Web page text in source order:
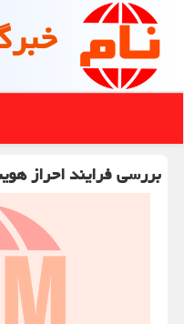
بررسی فرایند احراز